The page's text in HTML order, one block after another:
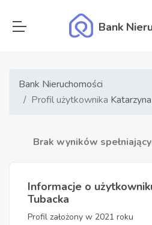
Bank
Bank Nieruchomości
Profil użytkownika
Brak wyników
Informacje o
Tubacka
Profil założony w 2021 roku